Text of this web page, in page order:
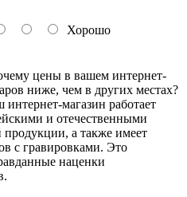
Хорошо
цены в вашем интернет-
ниже, чем в других местах?
магазин работает
и отечественными
а также имеет
с гравировками. Это
наценки